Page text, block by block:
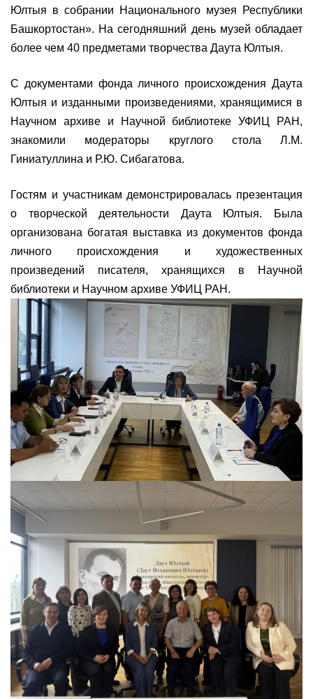
Юлтыя в собрании Национального музея Республики
Башкортостан». На сегодняшний день музей обладает
более чем 40 предметами творчества Даута Юлтыя.
С документами фонда личного происхождения Даута
Юлтыя и изданными произведениями, хранящимися в
Научном архиве и Научной библиотеке УФИЦ РАН,
знакомили модераторы круглого стола Л.М.
Гиниатуллина и Р.Ю. Сибагатова.
Гостям и участникам демонстрировалась презентация
о творческой деятельности Даута Юлтыя. Была
организована богатая выставка из документов фонда
личного происхождения и художественных
произведений писателя, хранящихся в Научной
библиотеки и Научном архиве УФИЦ РАН.